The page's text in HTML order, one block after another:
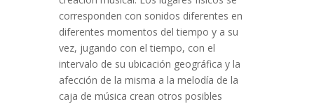
corresponden con sonidos diferentes en
diferentes momentos del tiempo y a su
vez, jugando con el tiempo, con el
intervalo de su ubicación geográfica y la
afección de la misma a la melodía de la
caja de música crean otros posibles